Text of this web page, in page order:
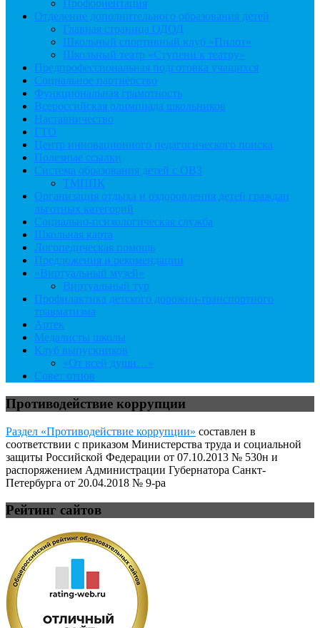
Профориентация
Отделение дополнительного образования детей
Главная страница ОДОД
Школьный спортивный клуб «Пилот»
Школьный театр «Ступени к театру»
Предпрофессиональная подготовка учащихся
Социальное партнёрство
Функциональная грамотность
Всероссийская олимпиада школьников
Наставничество
ГТО
Центр инновационного педагогического поиска
Полезные ссылки
Система образования детей с ОВЗ
ТМППК
Организация отдыха и оздоровления детей граждан
льготных категорий
Социально-психологическая служба
Школьная карта
Логопедическая помощь
Предложения и рекомендации
«Виртуальный музей»
Виртуальный тур
Профилактика детского дорожно-транспортного
травматизма
Артек
Медалисты школы
Клуб выпускников
«От всей души…»
Совет отцов
Противодействие коррупции
Раздел «Противодействие коррупции» составлен в
соответствии с приказом Министерства труда и социальной
защиты Российской Федерации от 07.10.2013 № 530н и
распоряжением Администрации Губернатора Санкт-
Петербурга от 20.04.2018 № 9-ра
Рейтинг сайтов